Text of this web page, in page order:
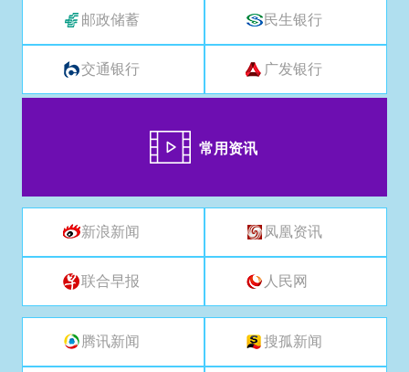
邮政储蓄
交通银行
民生银行
广发银行
常用资讯
新浪新闻
联合早报
凤凰资讯
人民网
腾讯新闻 搜孤新闻